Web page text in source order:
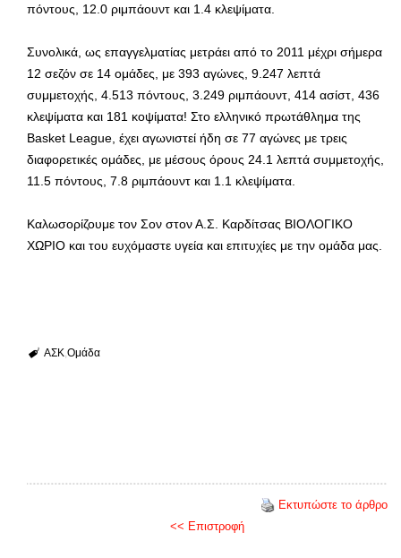
πόντους, 12.0 ριμπάουντ και 1.4 κλεψίματα.
Συνολικά, ως επαγγελματίας μετράει από το 2011 μέχρι σήμερα
12 σεζόν σε 14 ομάδες, με 393 αγώνες, 9.247 λεπτά
συμμετοχής, 4.513 πόντους, 3.249 ριμπάουντ, 414 ασίστ, 436
κλεψίματα και 181 κοψίματα! Στο ελληνικό πρωτάθλημα της
Basket League, έχει αγωνιστεί ήδη σε 77 αγώνες με τρεις
διαφορετικές ομάδες, με μέσους όρους 24.1 λεπτά συμμετοχής,
11.5 πόντους, 7.8 ριμπάουντ και 1.1 κλεψίματα.
Καλωσορίζουμε τον Σον στον Α.Σ. Καρδίτσας ΒΙΟΛΟΓΙΚΟ
ΧΩΡΙΟ και του ευχόμαστε υγεία και επιτυχίες με την ομάδα μας.
ΑΣΚ Ομάδα
Εκτυπώστε το άρθρο
<< Επιστροφή